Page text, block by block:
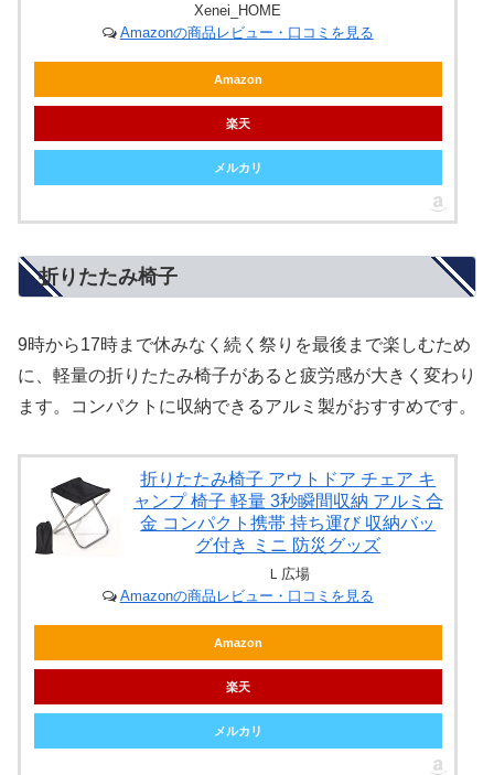
Xenei_HOME
Amazonの商品レビュー・口コミを見る
Amazon
楽天
メルカリ
折りたたみ椅子
9時から17時まで休みなく続く祭りを最後まで楽しむため
に、軽量の折りたたみ椅子があると疲労感が大きく変わり
ます。コンパクトに収納できるアルミ製がおすすめです。
折りたたみ椅子 アウトドア チェア キ
ャンプ 椅子 軽量 3秒瞬間収納 アルミ合
金 コンパクト携帯 持ち運び 収納バッ
グ付き ミニ 防災グッズ
Ｌ広場
Amazonの商品レビュー・口コミを見る
Amazon
楽天
メルカリ